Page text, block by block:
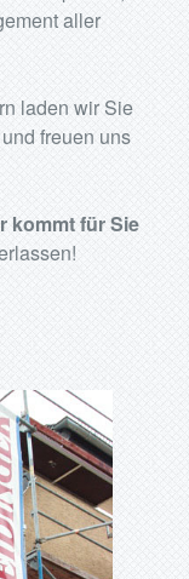
aller
laden wir Sie
freuen uns
kommt für Sie